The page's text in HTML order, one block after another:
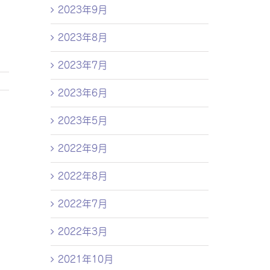
2023年9月
2023年8月
2023年7月
2023年6月
2023年5月
2022年9月
2022年8月
2022年7月
2022年3月
2021年10月